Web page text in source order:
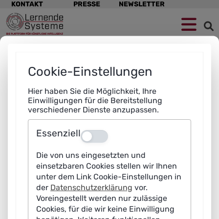
Zur
Navigation
springen
Zum
Hauptinhalt
springen
Zum
Footer
springen
Navigation
überspringen
KONTAKT PRESSE NEWSLETTER
Cookie-Einstellungen
Hier haben Sie die Möglichkeit, Ihre
Einwilligungen für die Bereitstellung
verschiedener Dienste anzupassen.
Essenziell Aus
Die von uns eingesetzten und
einsetzbaren Cookies stellen wir Ihnen
unter dem Link Cookie-Einstellungen in
der Datenschutzerklärung vor.
Voreingestellt werden nur zulässige
Cookies, für die wir keine Einwilligung